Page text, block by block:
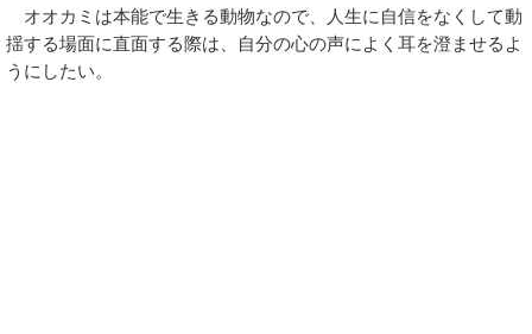
オオカミは本能で生きる動物なので、人生に自信をなくして動
揺する場面に直面する際は、自分の心の声によく耳を澄ませるよ
うにしたい。